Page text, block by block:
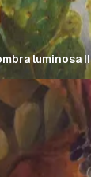
luminosa II